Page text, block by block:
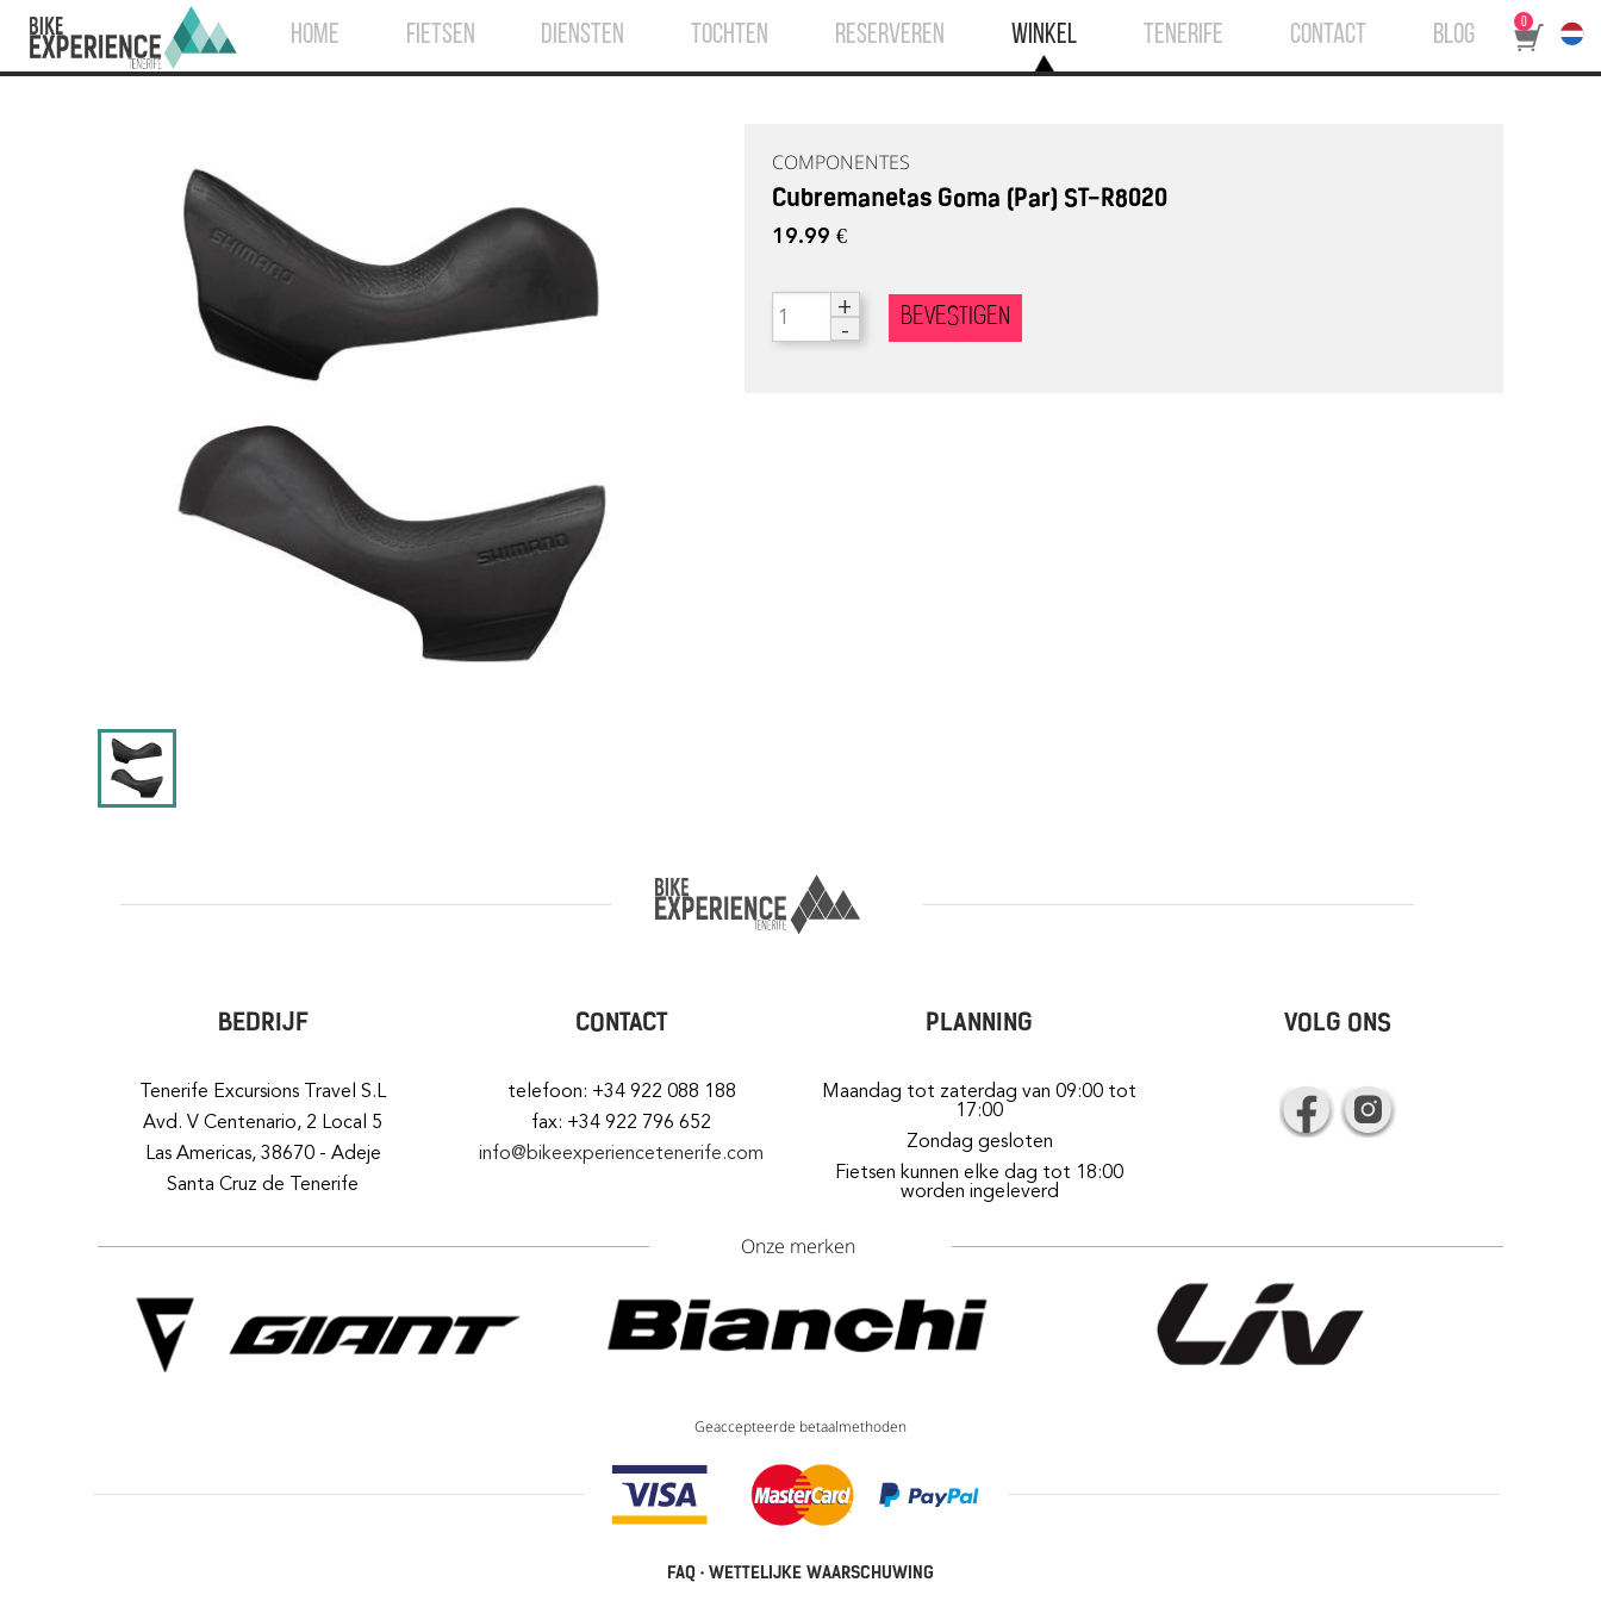
HOME FIETSEN DIENSTEN TOCHTEN RESERVEREN WINKEL TENERIFE CONTACT BLOG 0
COMPONENTES
Cubremanetas Goma (Par) ST-R8020
19.99 €
+
-
BEVESTIGEN
BEDRIJF
Tenerife Excursions Travel S.L
Avd. V Centenario, 2 Local 5
Las Americas, 38670 - Adeje
Santa Cruz de Tenerife
CONTACT
telefoon: +34 922 088 188
fax: +34 922 796 652
info@bikeexperiencetenerife.com
PLANNING
Maandag tot zaterdag van 09:00 tot
17:00
Zondag gesloten
Fietsen kunnen elke dag tot 18:00
worden ingeleverd
VOLG ONS
Onze merken
Geaccepteerde betaalmethoden
FAQ · WETTELIJKE WAARSCHUWING